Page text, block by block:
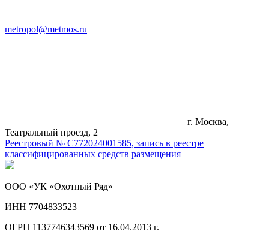
metropol@metmos.ru
г. Москва,
Театральный проезд, 2
Реестровый № С772024001585, запись в реестре
классифицированных средств размещения
ООО «УК «Охотный Ряд»
ИНН 7704833523
ОГРН 1137746343569 от 16.04.2013 г.